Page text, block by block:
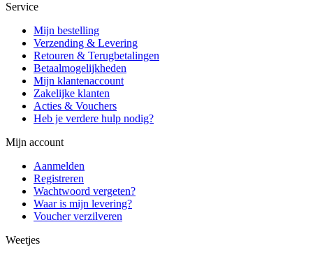
Service
Mijn bestelling
Verzending & Levering
Retouren & Terugbetalingen
Betaalmogelijkheden
Mijn klantenaccount
Zakelijke klanten
Acties & Vouchers
Heb je verdere hulp nodig?
Mijn account
Aanmelden
Registreren
Wachtwoord vergeten?
Waar is mijn levering?
Voucher verzilveren
Weetjes